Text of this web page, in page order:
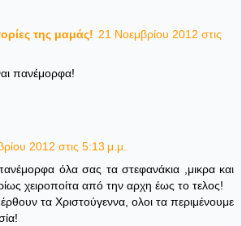
της μαμάς! 21 Νοεμβρίου 2012 στις
πανέμορφα!
2012 στις 5:13 μ.μ.
όλα σας τα στεφανάκια ,μικρα και
χειροποίτα από την αρχη έως το τελος!
τα Χριστούγεννα, ολοι τα περιμένουμε